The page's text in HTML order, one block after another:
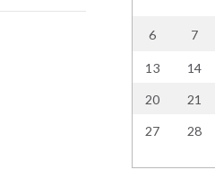
6 7
13 14
20 21
27 28